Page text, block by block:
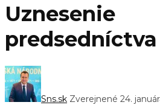
Uznesenie
predsedníctva
Sns.sk Zverejnené 24.